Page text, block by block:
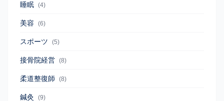
睡眠 (4)
美容 (6)
スポーツ (5)
接骨院経営 (8)
柔道整復師 (8)
鍼灸 (9)